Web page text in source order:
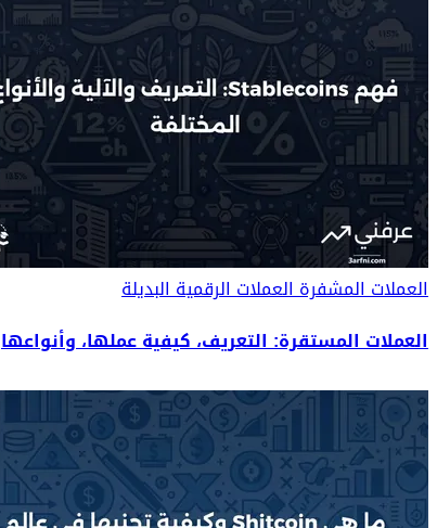
العملات المشفرةالعملات الرقمية البديلة
العملات المستقرة: التعريف، كيفية عملها، وأنواعها